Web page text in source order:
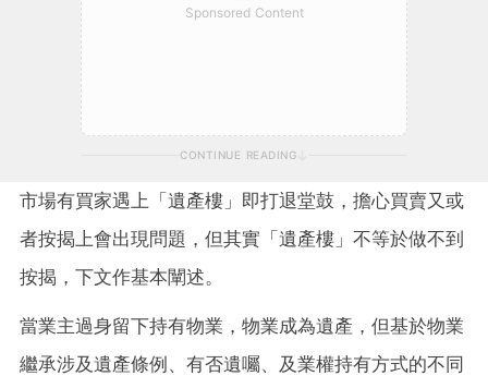
Sponsored Content
CONTINUE READING
市場有買家遇上「遺產樓」即打退堂鼓，擔心買賣又或
者按揭上會出現問題，但其實「遺產樓」不等於做不到
按揭，下文作基本闡述。
當業主過身留下持有物業，物業成為遺產，但基於物業
繼承涉及遺產條例、有否遺囑、及業權持有方式的不同